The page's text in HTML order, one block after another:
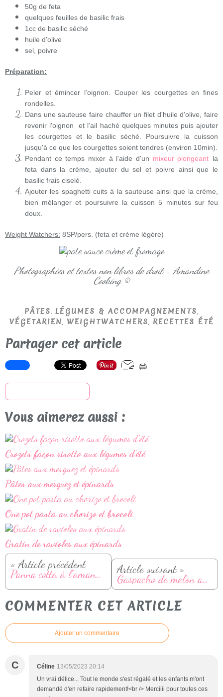
50g de feta
quelques feuilles de basilic frais
1cc de basilic séché
huile d'olive
sel, poivre
Préparation:
Peler et émincer l'oignon. Couper les courgettes en fines
rondelles.
Dans une sauteuse faire chauffer un filet d'huile d'olive, faire
revenir l'oignon et l'ail haché quelques minutes puis ajouter
les courgettes et le basilic séché. Poursuivre la cuisson
jusqu'à ce que les courgettes soient tendres (environ 10min).
Pendant ce temps mixer à l'aide d'un mixeur plongeant la
feta dans la crème, ajouter du sel et poivre ainsi que le
basilic frais ciselé.
Ajouter les spaghetti cuits à la sauteuse ainsi que la crème,
bien mélanger et poursuivre la cuisson 5 minutes sur feu
doux.
Weight Watchers: 8SP/pers. (feta et crème légère)
Photographies et textes non libres de droit - Amandine
Cooking ©
PÂTES, LÉGUMES & ACCOMPAGNEMENTS,
VÉGETARIEN, WEIGHTWATCHERS, RECETTES ÉTÉ
Partager cet article
Vous aimerez aussi :
Crozets façon risotto aux légumes d'été
Pâtes aux merguez et épinards
One pot pasta au chorizo et brocoli
Gratin de ravioles aux épinards
« Article précédent
Panna cotta à l'amande et abricot Article suivant »
Gaspacho de melon au basilic
COMMENTER CET ARTICLE
Ajouter un commentaire
C Céline 13/05/2023 20:14
Un vrai délice... Tout le monde s'est régalé et les enfants m'ont
demandé d'en refaire rapidement!<br /> Merciiii pour toutes ces